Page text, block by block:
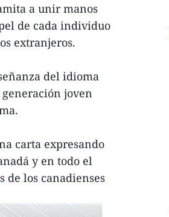
a unir manos
de cada individuo
extranjeros.
del idioma
joven
carta expresando
y en todo el
los canadienses